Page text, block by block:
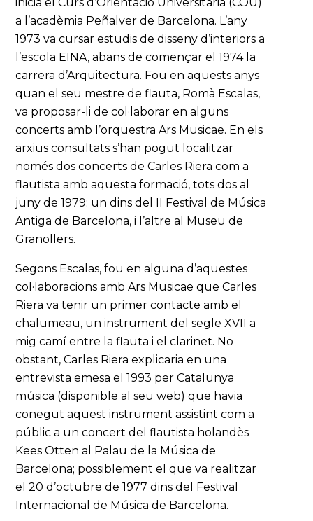
a l’acadèmia Peñalver de Barcelona. L’any
1973 va cursar estudis de disseny d’interiors a
l’escola EINA, abans de començar el 1974 la
carrera d’Arquitectura. Fou en aquests anys
quan el seu mestre de flauta, Romà Escalas,
va proposar-li de col·laborar en alguns
concerts amb l’orquestra Ars Musicae. En els
arxius consultats s’han pogut localitzar
només dos concerts de Carles Riera com a
flautista amb aquesta formació, tots dos al
juny de 1979: un dins del II Festival de Música
Antiga de Barcelona, i l’altre al Museu de
Granollers.
Segons Escalas, fou en alguna d’aquestes
col·laboracions amb Ars Musicae que Carles
Riera va tenir un primer contacte amb el
chalumeau, un instrument del segle XVII a
mig camí entre la flauta i el clarinet. No
obstant, Carles Riera explicaria en una
entrevista emesa el 1993 per Catalunya
música (disponible al seu web) que havia
conegut aquest instrument assistint com a
públic a un concert del flautista holandès
Kees Otten al Palau de la Música de
Barcelona; possiblement el que va realitzar
el 20 d’octubre de 1977 dins del Festival
Internacional de Música de Barcelona.